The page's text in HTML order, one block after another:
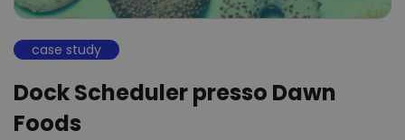
case study
Dock Scheduler presso Dawn
Foods